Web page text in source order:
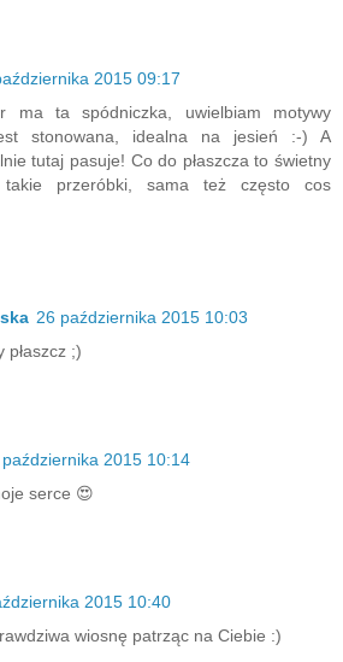
2015 09:17
ma ta spódniczka, uwielbiam motywy
stonowana, idealna na jesień :-) A
tutaj pasuje! Co do płaszcza to świetny
takie przeróbki, sama też często cos
26 października 2015 10:03
płaszcz ;)
października 2015 10:14
serce 😍
2015 10:40
wiosnę patrząc na Ciebie :)